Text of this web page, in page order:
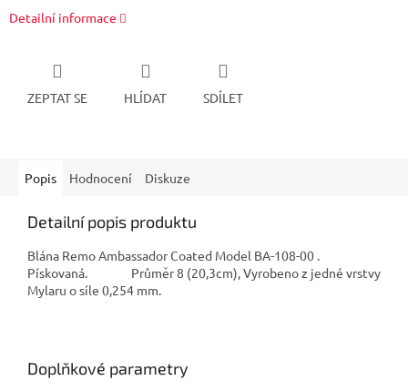
Detailní informace
ZEPTAT SE HLÍDAT SDÍLET
Popis Hodnocení Diskuze
Detailní popis produktu
Blána Remo Ambassador Coated Model BA-108-00 .
Pískovaná. Průměr 8 (20,3cm), Vyrobeno z jedné vrstvy
Mylaru o síle 0,254 mm.
Doplňkové parametry